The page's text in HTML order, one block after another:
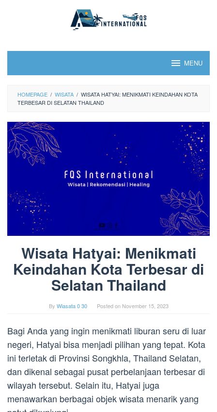
MENU
HOMEPAGE / WISATA / WISATA HATYAI: MENIKMATI KEINDAHAN KOTA
TERBESAR DI SELATAN THAILAND
Wisata Hatyai: Menikmati
Keindahan Kota Terbesar di
Selatan Thailand
By Wiasata 0 30 Posted on November 15, 2023
Bagi Anda yang ingin menikmati liburan seru di luar
negeri, Hatyai bisa menjadi pilihan yang tepat. Kota
ini terletak di Provinsi Songkhla, Thailand Selatan,
dan dikenal sebagai pusat perbelanjaan terbesar di
wilayah tersebut. Selain itu, Hatyai juga
menawarkan berbagai objek wisata menarik yang